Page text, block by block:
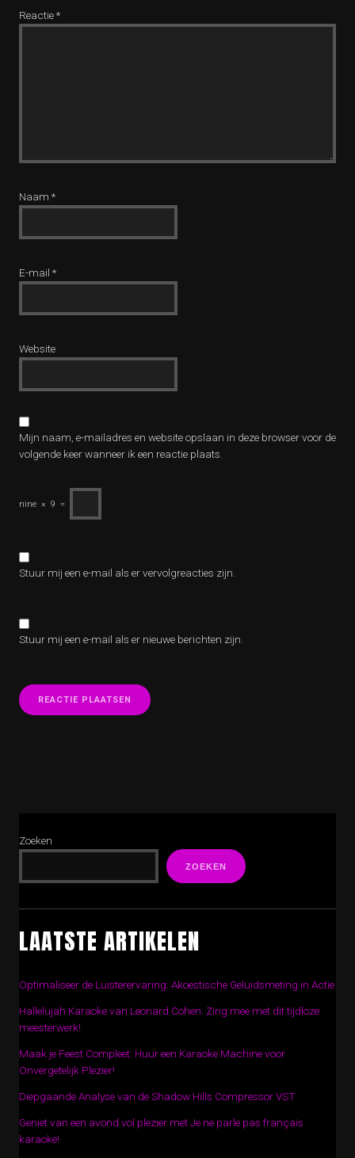
Reactie*
Naam *
E-mail *
Website
Mijn naam, e-mailadres en website opslaan in deze browser voor de
volgende keer wanneer ik een reactie plaats.
nine × 9 =
Stuur mij een e-mail als er vervolgreacties zijn.
Stuur mij een e-mail als er nieuwe berichten zijn.
Zoeken
ZOEKEN
LAATSTE ARTIKELEN
Optimaliseer de Luisterervaring: Akoestische Geluidsmeting in Actie
Hallelujah Karaoke van Leonard Cohen: Zing mee met dit tijdloze
meesterwerk!
Maak je Feest Compleet: Huur een Karaoke Machine voor
Onvergetelijk Plezier!
Diepgaande Analyse van de Shadow Hills Compressor VST
Geniet van een avond vol plezier met Je ne parle pas français
karaoke!